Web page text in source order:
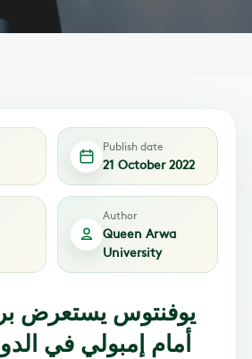
Publish date
21 October 2022
Author
Queen Arwa
University
يوفنتوس يستعرض
أمام إمبولي في